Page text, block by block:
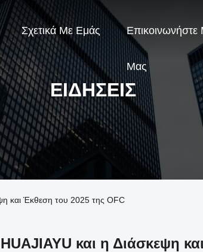
Σχετικά Με Εμάς Επικοινωνήστε
Μας
ΕΙΔΉΣΕΙΣ
και Έκθεση του 2025 της OFC
και η Διάσκεψη